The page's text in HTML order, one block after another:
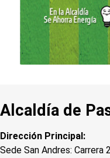
Alcaldía de
Dirección Principal:
Sede San Andres: Carrera